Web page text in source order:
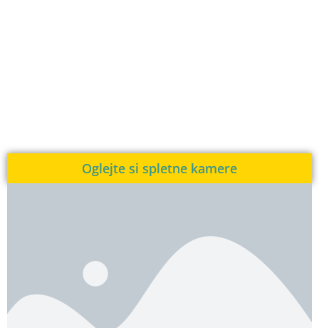
Oglejte si spletne kamere